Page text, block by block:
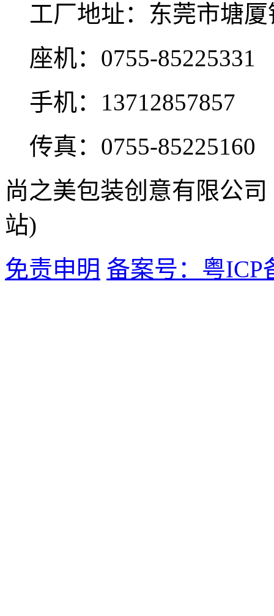
工厂地址：东莞市塘
座机：0755-85225331
手机：13712857857
传真：0755-85225160
尚之美包装创意有限公
站)
免责申明 备案号：粤ICP